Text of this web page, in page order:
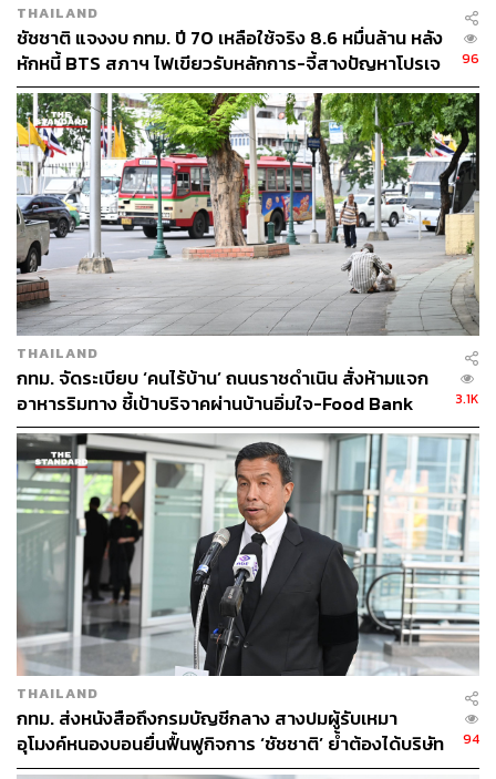
THAILAND
ชัชชาติ แจงงบ กทม. ปี 70 เหลือใช้จริง 8.6 หมื่นล้าน หลัง
หักหนี้ BTS สภาฯ ไฟเขียวรับหลักการ-จี้สางปัญหาโปรเจ
กต์ล่าช้า
96
THAILAND
กทม. จัดระเบียบ ‘คนไร้บ้าน’ ถนนราชดำเนิน สั่งห้ามแจก
อาหารริมทาง ชี้เป้าบริจาคผ่านบ้านอิ่มใจ-Food Bank
3.1K
THAILAND
กทม. ส่งหนังสือถึงกรมบัญชีกลาง สางปมผู้รับเหมา
อุโมงค์หนองบอนยื่นฟื้นฟูกิจการ ‘ชัชชาติ’ ย้ำต้องได้บริษัท
มั่นคง เร่งแก้บิ๊กโปรเจกต์ดีเลย์
94